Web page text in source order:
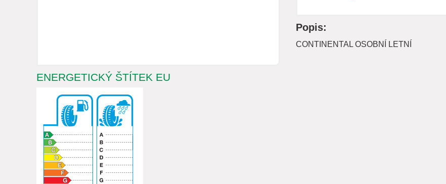
ENERGETICKÝ ŠTÍTEK EU
Popis:
CONTINENTAL OSOBNÍ LETNÍ